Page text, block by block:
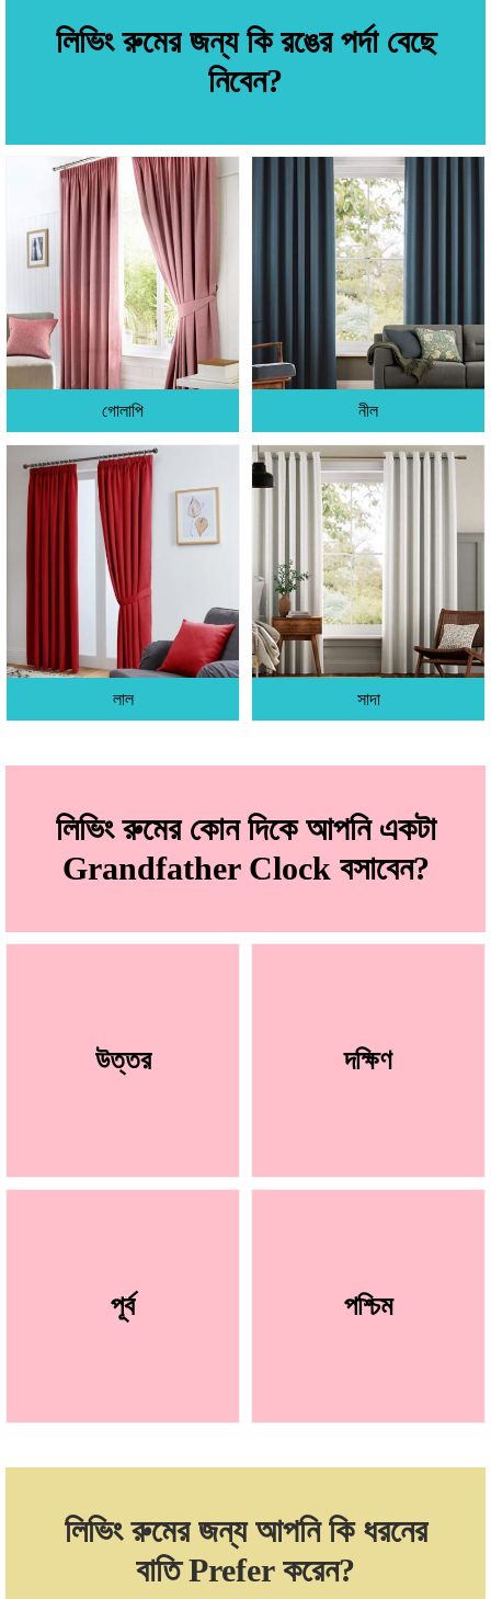
লিভিং রুমের জন্য কি রঙের পর্দা বেছে
নিবেন?
গোলাপি নীল
লাল সাদা
লিভিং রুমের কোন দিকে আপনি একটা
Grandfather Clock বসাবেন?
উত্তর দক্ষিণ
পূর্ব পশ্চিম
লিভিং রুমের জন্য আপনি কি ধরনের
বাতি Prefer করেন?